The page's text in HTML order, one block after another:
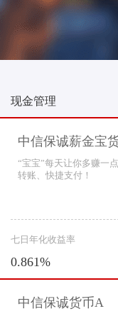
现金管理
中信保诚薪金宝
“宝宝”每天让你多赚一
转账、快捷支付！
七日年化收益率
0.861%
中信保诚货币A